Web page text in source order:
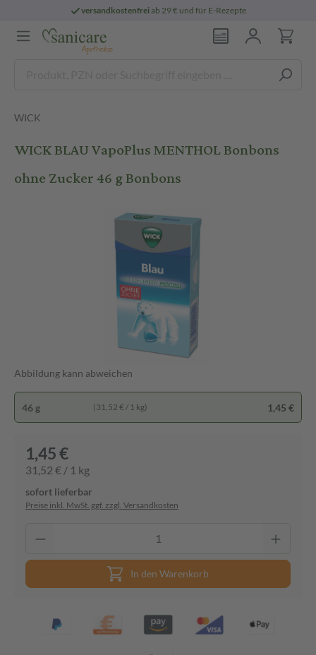
versandkostenfreiab 29 € und für E-Rezepte
WICK
WICK BLAU VapoPlus MENTHOL Bonbons
ohne Zucker 46 g Bonbons
Abbildung kann abweichen
46 g (31,52 € / 1 kg) 1,45 €
1,45 €
31,52 € / 1 kg
sofort lieferbar
Preise inkl. MwSt. ggf. zzgl. Versandkosten
In den Warenkorb